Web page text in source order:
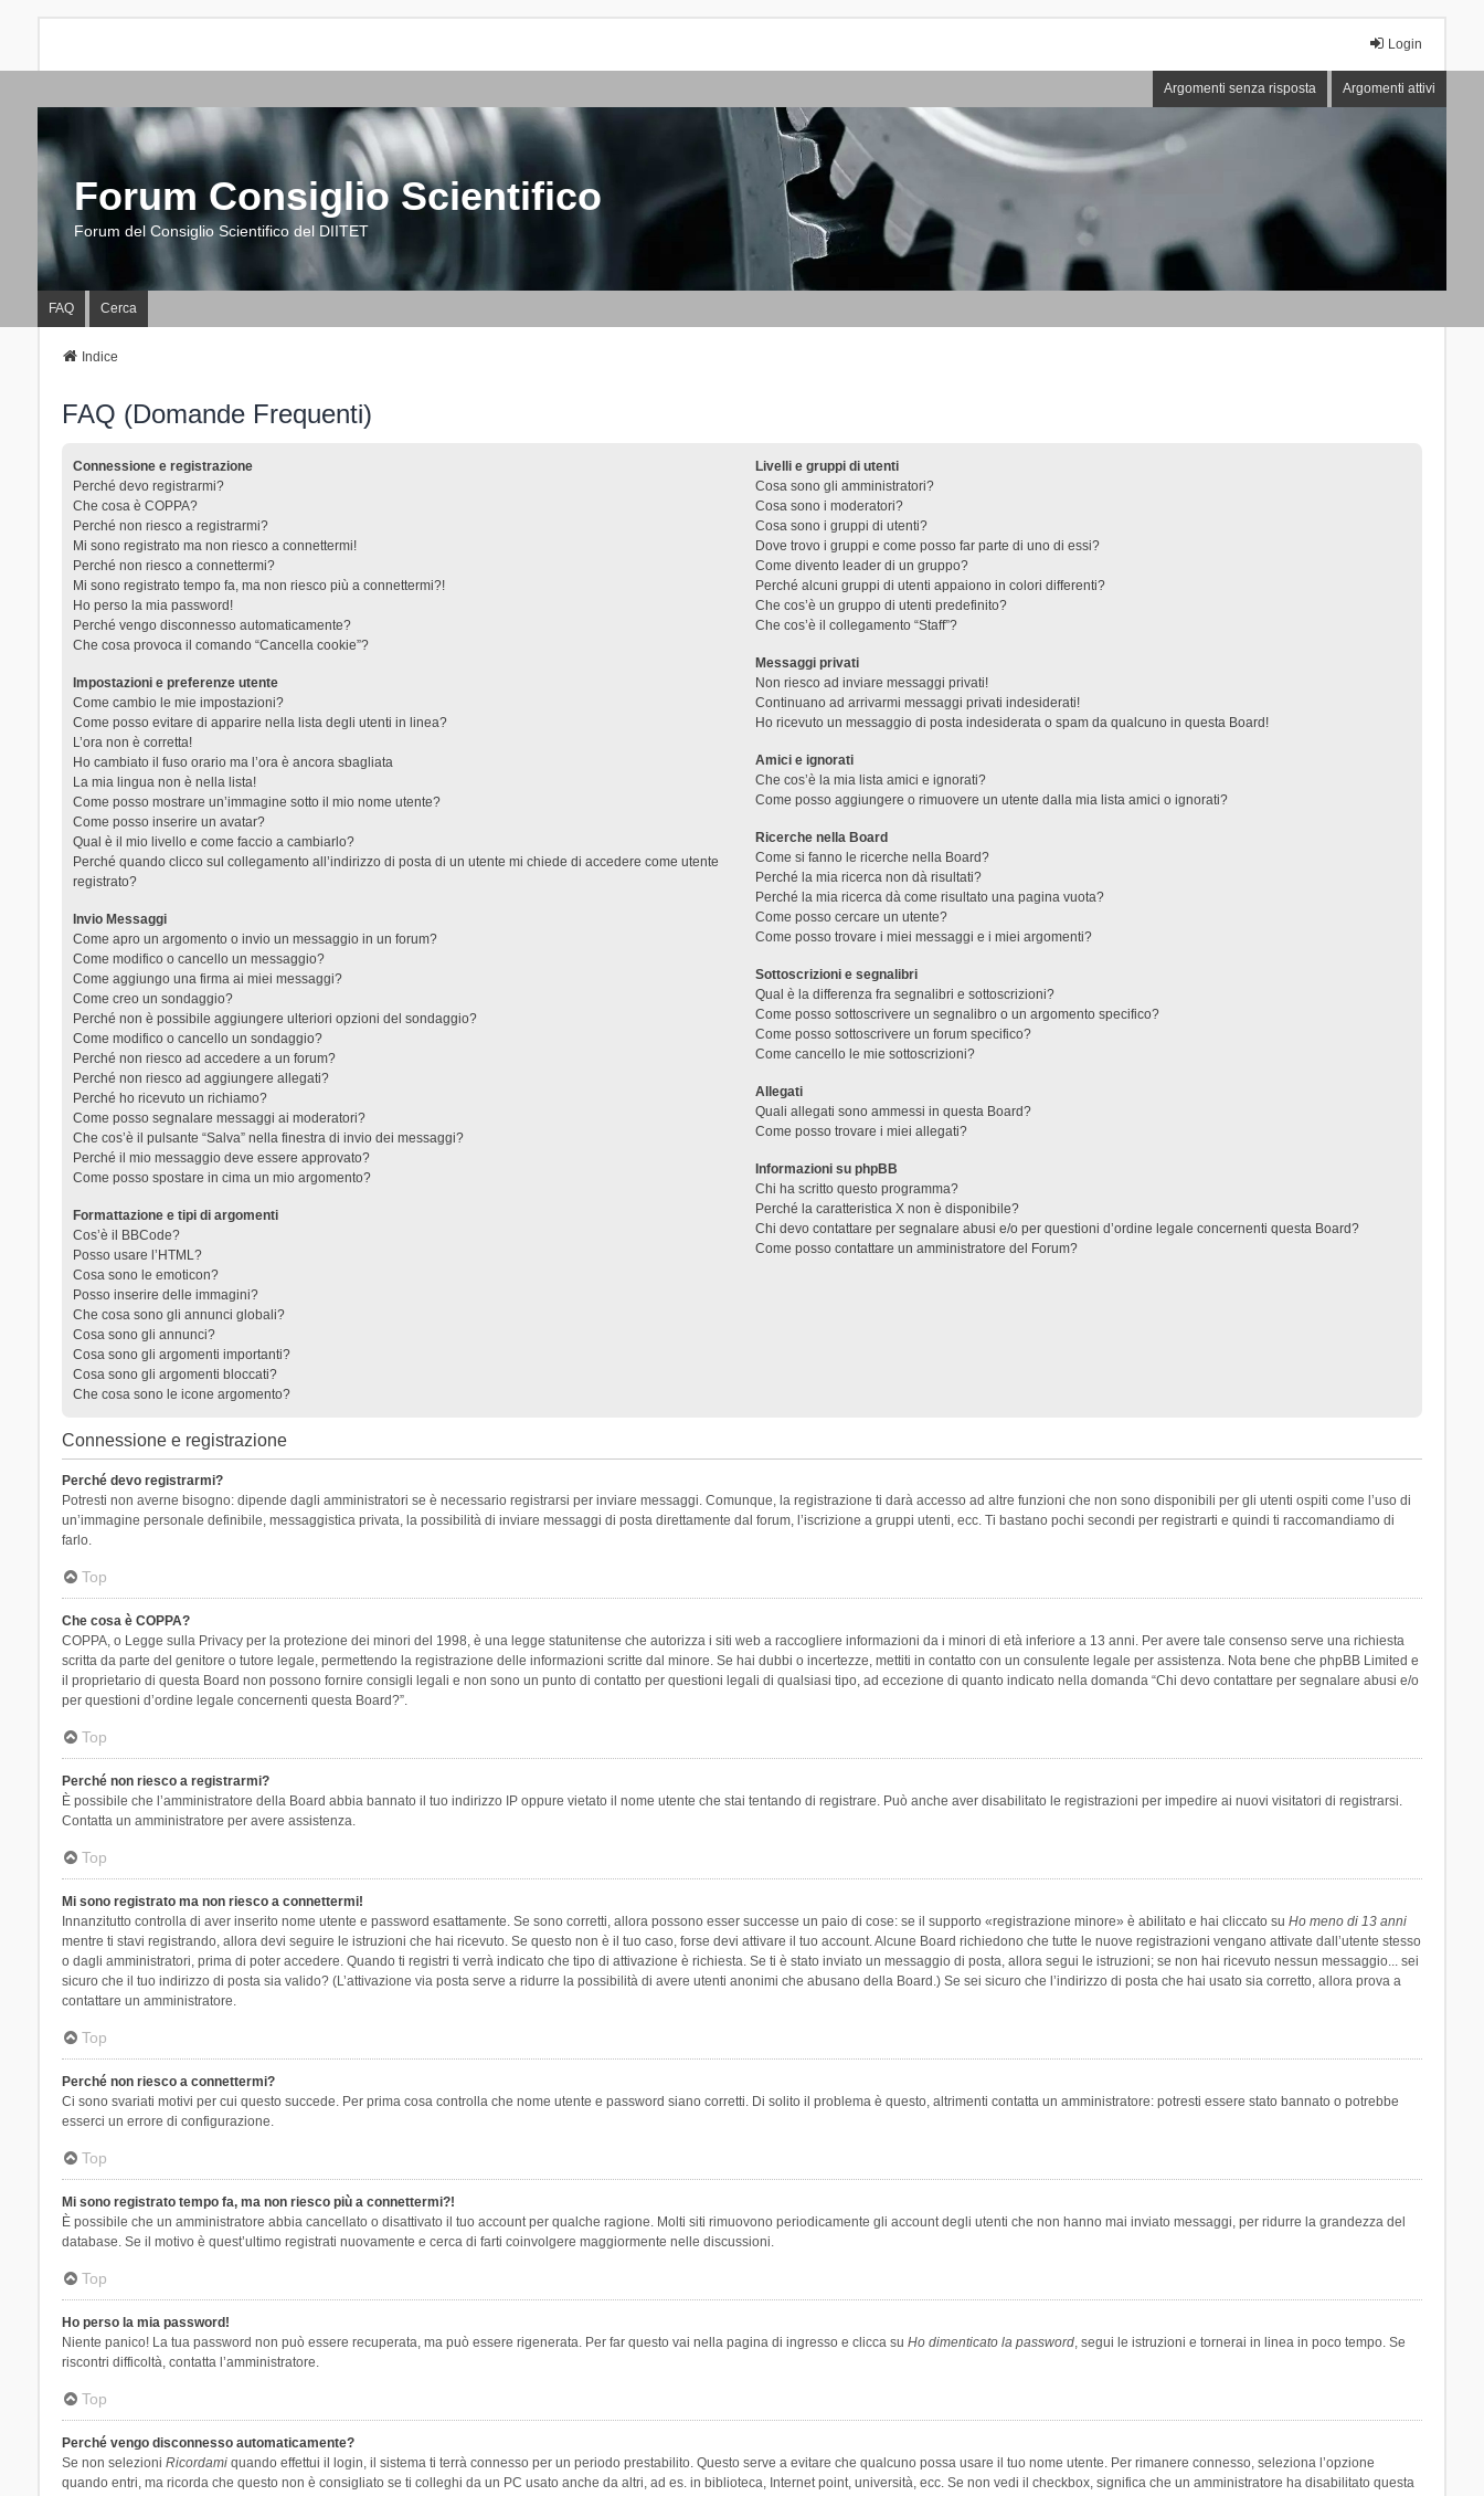
Login
Argomenti senza risposta Argomenti attivi
Forum Consiglio Scientifico
Forum del Consiglio Scientifico del DIITET
FAQ Cerca
Indice
FAQ (Domande Frequenti)
Connessione e registrazione
Perché devo registrarmi?
Che cosa è COPPA?
Perché non riesco a registrarmi?
Mi sono registrato ma non riesco a connettermi!
Perché non riesco a connettermi?
Mi sono registrato tempo fa, ma non riesco più a connettermi?!
Ho perso la mia password!
Perché vengo disconnesso automaticamente?
Che cosa provoca il comando “Cancella cookie”?
Impostazioni e preferenze utente
Come cambio le mie impostazioni?
Come posso evitare di apparire nella lista degli utenti in linea?
L’ora non è corretta!
Ho cambiato il fuso orario ma l’ora è ancora sbagliata
La mia lingua non è nella lista!
Come posso mostrare un’immagine sotto il mio nome utente?
Come posso inserire un avatar?
Qual è il mio livello e come faccio a cambiarlo?
Perché quando clicco sul collegamento all’indirizzo di posta di un utente mi chiede di accedere come utente
registrato?
Invio Messaggi
Come apro un argomento o invio un messaggio in un forum?
Come modifico o cancello un messaggio?
Come aggiungo una firma ai miei messaggi?
Come creo un sondaggio?
Perché non è possibile aggiungere ulteriori opzioni del sondaggio?
Come modifico o cancello un sondaggio?
Perché non riesco ad accedere a un forum?
Perché non riesco ad aggiungere allegati?
Perché ho ricevuto un richiamo?
Come posso segnalare messaggi ai moderatori?
Che cos’è il pulsante “Salva” nella finestra di invio dei messaggi?
Perché il mio messaggio deve essere approvato?
Come posso spostare in cima un mio argomento?
Formattazione e tipi di argomenti
Cos’è il BBCode?
Posso usare l’HTML?
Cosa sono le emoticon?
Posso inserire delle immagini?
Che cosa sono gli annunci globali?
Cosa sono gli annunci?
Cosa sono gli argomenti importanti?
Cosa sono gli argomenti bloccati?
Che cosa sono le icone argomento?
Livelli e gruppi di utenti
Cosa sono gli amministratori?
Cosa sono i moderatori?
Cosa sono i gruppi di utenti?
Dove trovo i gruppi e come posso far parte di uno di essi?
Come divento leader di un gruppo?
Perché alcuni gruppi di utenti appaiono in colori differenti?
Che cos’è un gruppo di utenti predefinito?
Che cos’è il collegamento “Staff”?
Messaggi privati
Non riesco ad inviare messaggi privati!
Continuano ad arrivarmi messaggi privati indesiderati!
Ho ricevuto un messaggio di posta indesiderata o spam da qualcuno in questa Board!
Amici e ignorati
Che cos’è la mia lista amici e ignorati?
Come posso aggiungere o rimuovere un utente dalla mia lista amici o ignorati?
Ricerche nella Board
Come si fanno le ricerche nella Board?
Perché la mia ricerca non dà risultati?
Perché la mia ricerca dà come risultato una pagina vuota?
Come posso cercare un utente?
Come posso trovare i miei messaggi e i miei argomenti?
Sottoscrizioni e segnalibri
Qual è la differenza fra segnalibri e sottoscrizioni?
Come posso sottoscrivere un segnalibro o un argomento specifico?
Come posso sottoscrivere un forum specifico?
Come cancello le mie sottoscrizioni?
Allegati
Quali allegati sono ammessi in questa Board?
Come posso trovare i miei allegati?
Informazioni su phpBB
Chi ha scritto questo programma?
Perché la caratteristica X non è disponibile?
Chi devo contattare per segnalare abusi e/o per questioni d’ordine legale concernenti questa Board?
Come posso contattare un amministratore del Forum?
Connessione e registrazione
Perché devo registrarmi?
Potresti non averne bisogno: dipende dagli amministratori se è necessario registrarsi per inviare messaggi. Comunque, la registrazione ti darà accesso ad altre funzioni che non sono disponibili per gli utenti ospiti come l’uso di
un’immagine personale definibile, messaggistica privata, la possibilità di inviare messaggi di posta direttamente dal forum, l’iscrizione a gruppi utenti, ecc. Ti bastano pochi secondi per registrarti e quindi ti raccomandiamo di
farlo.
Top
Che cosa è COPPA?
COPPA, o Legge sulla Privacy per la protezione dei minori del 1998, è una legge statunitense che autorizza i siti web a raccogliere informazioni da i minori di età inferiore a 13 anni. Per avere tale consenso serve una richiesta
scritta da parte del genitore o tutore legale, permettendo la registrazione delle informazioni scritte dal minore. Se hai dubbi o incertezze, mettiti in contatto con un consulente legale per assistenza. Nota bene che phpBB Limited e
il proprietario di questa Board non possono fornire consigli legali e non sono un punto di contatto per questioni legali di qualsiasi tipo, ad eccezione di quanto indicato nella domanda “Chi devo contattare per segnalare abusi e/o
per questioni d’ordine legale concernenti questa Board?”.
Top
Perché non riesco a registrarmi?
È possibile che l’amministratore della Board abbia bannato il tuo indirizzo IP oppure vietato il nome utente che stai tentando di registrare. Può anche aver disabilitato le registrazioni per impedire ai nuovi visitatori di registrarsi.
Contatta un amministratore per avere assistenza.
Top
Mi sono registrato ma non riesco a connettermi!
Innanzitutto controlla di aver inserito nome utente e password esattamente. Se sono corretti, allora possono esser successe un paio di cose: se il supporto «registrazione minore» è abilitato e hai cliccato su Ho meno di 13 anni
mentre ti stavi registrando, allora devi seguire le istruzioni che hai ricevuto. Se questo non è il tuo caso, forse devi attivare il tuo account. Alcune Board richiedono che tutte le nuove registrazioni vengano attivate dall’utente stesso
o dagli amministratori, prima di poter accedere. Quando ti registri ti verrà indicato che tipo di attivazione è richiesta. Se ti è stato inviato un messaggio di posta, allora segui le istruzioni; se non hai ricevuto nessun messaggio... sei
sicuro che il tuo indirizzo di posta sia valido? (L’attivazione via posta serve a ridurre la possibilità di avere utenti anonimi che abusano della Board.) Se sei sicuro che l’indirizzo di posta che hai usato sia corretto, allora prova a
contattare un amministratore.
Top
Perché non riesco a connettermi?
Ci sono svariati motivi per cui questo succede. Per prima cosa controlla che nome utente e password siano corretti. Di solito il problema è questo, altrimenti contatta un amministratore: potresti essere stato bannato o potrebbe
esserci un errore di configurazione.
Top
Mi sono registrato tempo fa, ma non riesco più a connettermi?!
È possibile che un amministratore abbia cancellato o disattivato il tuo account per qualche ragione. Molti siti rimuovono periodicamente gli account degli utenti che non hanno mai inviato messaggi, per ridurre la grandezza del
database. Se il motivo è quest’ultimo registrati nuovamente e cerca di farti coinvolgere maggiormente nelle discussioni.
Top
Ho perso la mia password!
Niente panico! La tua password non può essere recuperata, ma può essere rigenerata. Per far questo vai nella pagina di ingresso e clicca su Ho dimenticato la password, segui le istruzioni e tornerai in linea in poco tempo. Se
riscontri difficoltà, contatta l’amministratore.
Top
Perché vengo disconnesso automaticamente?
Se non selezioni Ricordamiquando effettui il login, il sistema ti terrà connesso per un periodo prestabilito. Questo serve a evitare che qualcuno possa usare il tuo nome utente. Per rimanere connesso, seleziona l’opzione
quando entri, ma ricorda che questo non è consigliato se ti colleghi da un PC usato anche da altri, ad es. in biblioteca, Internet point, università, ecc. Se non vedi il checkbox, significa che un amministratore ha disabilitato questa